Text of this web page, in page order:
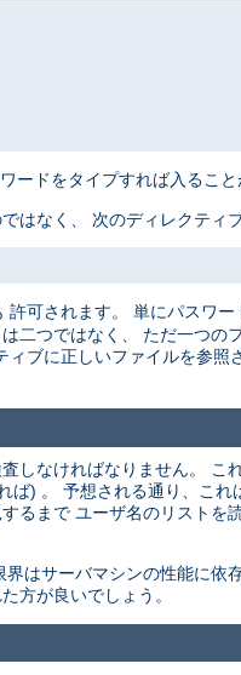
ードをタイプすれば入ること
はなく、 次のディレクティ
可されます。 単にパスワ
二つではなく、 ただ一つの
ィブに正しいファイルを参照
しなければなりません。 こ
) 。 予想される通り、これ
るまで ユーザ名のリストを
はサーバマシンの性能に依
方が良いでしょう。